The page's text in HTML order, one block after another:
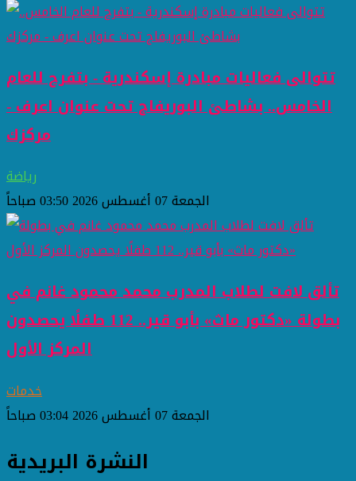
تتوالى فعاليات مبادرة إسكندرية - بتفرح للعام
الخامس.. بشاطئ البوريفاج تحت عنوان اعرف -
مركزك
رياضة
الجمعة 07 أغسطس 2026 03:50 صباحاً
تألق لافت لطلاب المدرب محمد محمود غانم في
بطولة «دكتور ماث» بأبو قير.. 112 طفلًا يحصدون
المركز الأول
خدمات
الجمعة 07 أغسطس 2026 03:04 صباحاً
النشرة البريدية